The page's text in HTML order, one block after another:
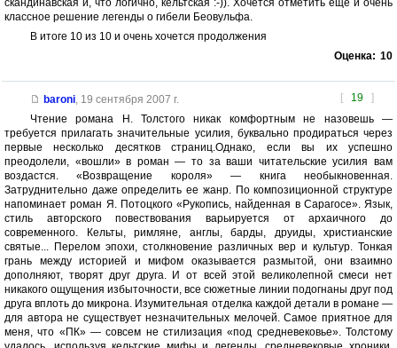
скандинавская и, что логично, кельтская :-)). Хочется отметить еще и очень
классное решение легенды о гибели Беовульфа.
В итоге 10 из 10 и очень хочется продолжения
Оценка: 10
[ 19 ]
baroni, 19 сентября 2007 г.
Чтение романа Н. Толстого никак комфортным не назовешь —
требуется прилагать значительные усилия, буквально продираться через
первые несколько десятков страниц.Однако, если вы их успешно
преодолели, «вошли» в роман — то за ваши читательские усилия вам
воздастся. «Возвращение короля» — книга необыкновенная.
Затруднительно даже определить ее жанр. По композиционной структуре
напоминает роман Я. Потоцкого «Рукопись, найденная в Сарагосе». Язык,
стиль авторского повествования варьируется от архаичного до
современного. Кельты, римляне, англы, барды, друиды, христианские
святые... Перелом эпохи, столкновение различных вер и культур. Тонкая
грань между историей и мифом оказывается размытой, они взаимно
дополняют, творят друг друга. И от всей этой великолепной смеси нет
никакого ощущения избыточности, все сюжетные линии подогнаны друг под
друга вплоть до микрона. Изумительная отделка каждой детали в романе —
для автора не существует незначительных мелочей. Самое приятное для
меня, что «ПК» — совсем не стилизация «под средневековье». Толстому